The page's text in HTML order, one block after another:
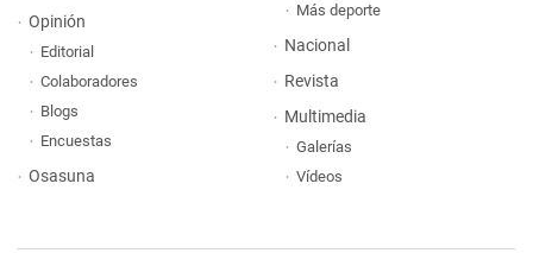
Opinión
Editorial
Colaboradores
Blogs
Encuestas
Osasuna
Más deporte
Nacional
Revista
Multimedia
Galerías
Vídeos